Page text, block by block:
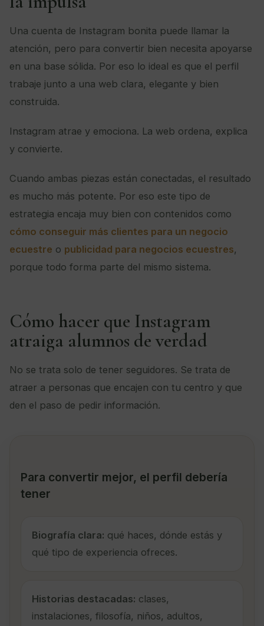
Una cuenta de Instagram bonita puede llamar la
atención, pero para convertir bien necesita apoyarse
en una base sólida. Por eso lo ideal es que el perfil
trabaje junto a una web clara, elegante y bien
construida.
Instagram atrae y emociona. La web ordena, explica
y convierte.
Cuando ambas piezas están conectadas, el resultado
es mucho más potente. Por eso este tipo de
estrategia encaja muy bien con contenidos como
cómo conseguir más clientes para un negocio
ecuestre o publicidad para negocios ecuestres,
porque todo forma parte del mismo sistema.
Cómo hacer que Instagram
atraiga alumnos de verdad
No se trata solo de tener seguidores. Se trata de
atraer a personas que encajen con tu centro y que
den el paso de pedir información.
Para convertir mejor, el perfil debería
tener
Biografía clara: qué haces, dónde estás y
qué tipo de experiencia ofreces.
Historias destacadas: clases,
instalaciones, filosofía, niños, adultos,